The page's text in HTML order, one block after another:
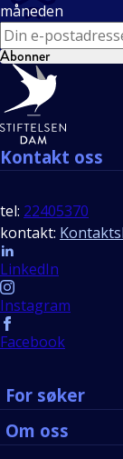
måneden
E-mail
Abonner
Bunntekst
Kontakt oss
tel: 22405370
kontakt:
Follow us
LinkedIn
Instagram
Facebook
For søker
Om oss